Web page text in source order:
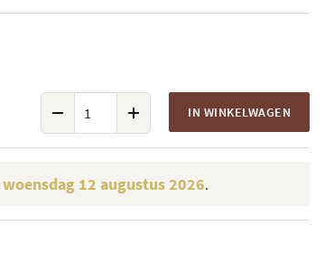
IN WINKELWAGEN
woensdag 12 augustus 2026.